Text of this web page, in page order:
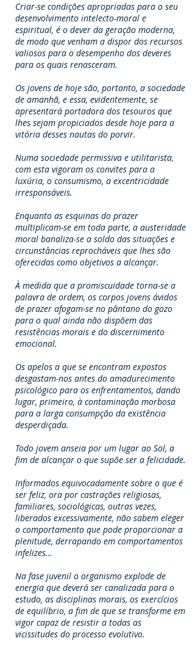
Criar-se condições apropriadas para o seu
desenvolvimento intelecto-moral e
espiritual, é o dever da geração moderna,
de modo que venham a dispor dos recursos
valiosos para o desempenho dos deveres
para os quais renasceram.
Os jovens de hoje são, portanto, a sociedade
de amanhã, e essa, evidentemente, se
apresentará portadora dos tesouros que
lhes sejam propiciados desde hoje para a
vitória desses nautas do porvir.
Numa sociedade permissiva e utilitarista,
com esta vigoram os convites para a
luxúria, o consumismo, a excentricidade
irresponsáveis.
Enquanto as esquinas do prazer
multiplicam-se em toda parte, a austeridade
moral banaliza-se a soldo das situações e
circunstâncias reprocháveis que lhes são
oferecidas como objetivos a alcançar.
À medida que a promiscuidade torna-se a
palavra de ordem, os corpos jovens ávidos
de prazer afogam-se no pântano do gozo
para o qual ainda não dispõem das
resistências morais e do discernimento
emocional.
Os apelos a que se encontram expostos
desgastam-nos antes do amadurecimento
psicológico para os enfrentamentos, dando
lugar, primeiro, à contaminação morbosa
para a larga consumpção da existência
desperdiçada.
Todo jovem anseia por um lugar ao Sol, a
fim de alcançar o que supõe ser a felicidade.
Informados equivocadamente sobre o que é
ser feliz, ora por castrações religiosas,
familiares, sociológicas, outras vezes,
liberados excessivamente, não sabem eleger
o comportamento que pode proporcionar a
plenitude, derrapando em comportamentos
infelizes…
Na fase juvenil o organismo explode de
energia que deverá ser canalizada para o
estudo, as disciplinas morais, os exercícios
de equilíbrio, a fim de que se transforme em
vigor capaz de resistir a todas as
vicissitudes do processo evolutivo.